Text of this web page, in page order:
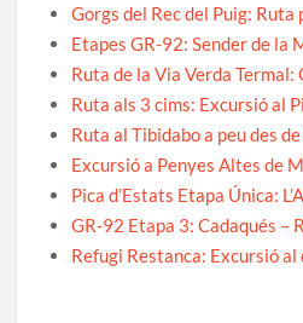
Gorgs del Rec del Puig: Ruta
Etapes GR-92: Sender de la
Ruta de la Via Verda Termal:
Ruta als 3 cims: Excursió al
Ruta al Tibidabo a peu des
Excursió a Penyes Altes de
Pica d’Estats Etapa Única:
GR-92 Etapa 3: Cadaqués –
Refugi Restanca: Excursió al